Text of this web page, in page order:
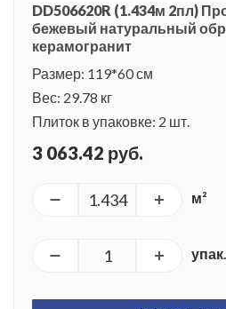
DD506620R (1.434м 2пл)
бежевый натуральный
керамогранит
Размер: 119*60 см
Вес: 29.78 кг
Плиток в упаковке: 2 шт.
3 063.42 руб.
м²
упак.